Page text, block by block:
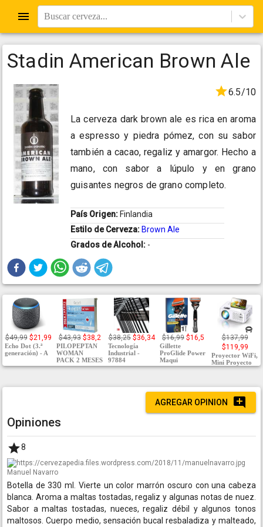
Buscar cerveza...
Stadin American Brown Ale
6.5/10
La cerveza dark brown ale es rica en aroma
a espresso y piedra pómez, con su sabor
también a cacao, regaliz y amargor. Hecho a
mano, con sabor a lúpulo y en grano
guisantes negros de grano completo.
País Origen: Finlandia
Estilo de Cerveza: Brown Ale
Grados de Alcohol: -
$49,99 $21,99
Echo Dot (3.ª
generación) - A
$43,93 $38,2
PILOPEPTAN
WOMAN
PACK 2 MESES
$38,25 $36,34
Tecnología
Industrial -
97884
$16,99 $16,5
Gillette
ProGlide Power
Maqui
$137,99
$119,99
Proyector WiFi,
Mini Proyecto
AGREGAR OPINION
Opiniones
8
Manuel Navarro
Botella de 330 ml. Vierte un color marrón oscuro con una cabeza
blanca. Aroma a maltas tostadas, regaliz y algunas notas de nuez.
Sabor a maltas tostadas, nueces, regaliz débil y algunos tonos
maltosos. Cuerpo medio, sensación bucal resbaladiza y malteado,